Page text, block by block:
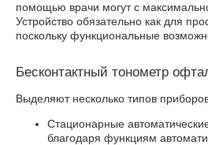
помощью врачи могут с
Устройство обязательно как для
поскольку функциональные
Бесконтактный тонометр
Выделяют несколько типов
Стационарные
благодаря функциям